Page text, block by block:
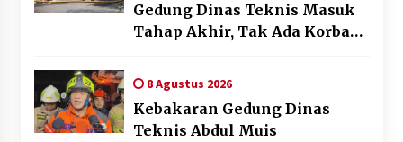
Gedung Dinas Teknis Masuk
Tahap Akhir, Tak Ada Korban
8 Agustus 2026
Kebakaran Gedung Dinas
Teknis Abdul Muis